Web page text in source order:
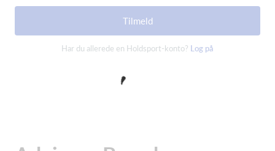
Tilmeld
Har du allerede en Holdsport-konto? Log på